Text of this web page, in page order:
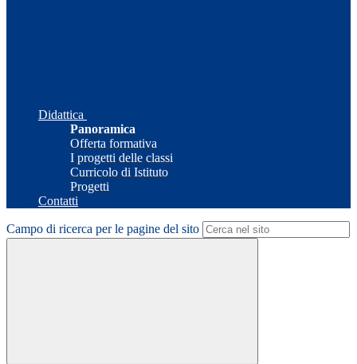
Didattica
Panoramica
Offerta formativa
I progetti delle classi
Curricolo di Istituto
Progetti
Contatti
Campo di ricerca per le pagine del sito